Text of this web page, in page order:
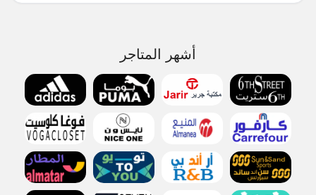
أشهر المتاجر